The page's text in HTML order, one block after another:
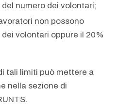
numero dei volontari;
non possono
volontari oppure il 20%
tali limiti può mettere a
nella sezione di